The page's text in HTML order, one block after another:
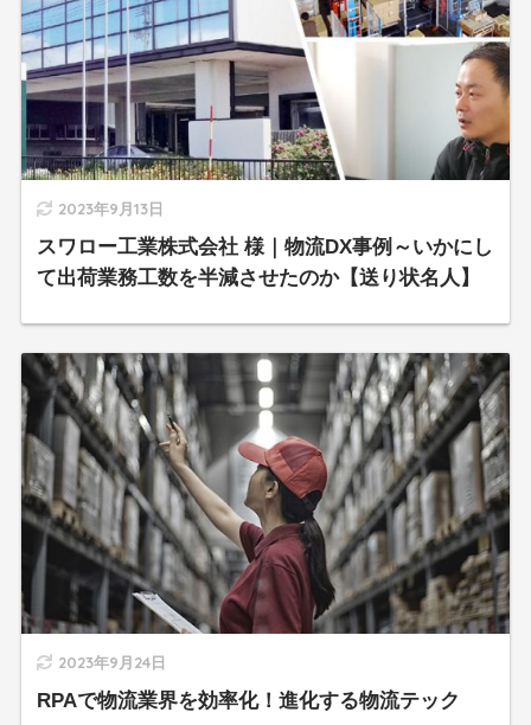
2023年9月13日
スワロー工業株式会社 様｜物流DX事例～いかにし
て出荷業務工数を半減させたのか【送り状名人】
2023年9月24日
RPAで物流業界を効率化！進化する物流テック